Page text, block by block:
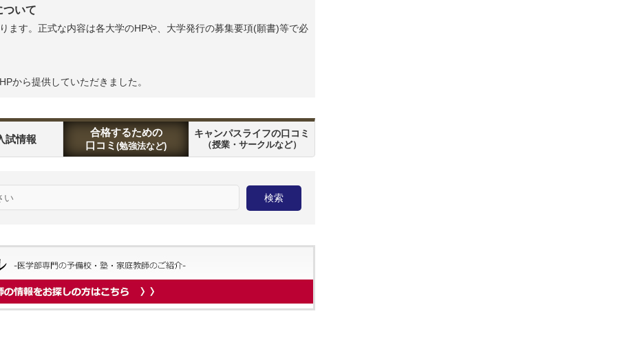
ついて
ます。正式な内容は各大学のHPや、大学発行の募集要項(願書)等で必
から提供していただきました。
試情報
合格するための
口コミ (勉強法など)
キャンパスライフの口コミ
（授業・サークルなど）